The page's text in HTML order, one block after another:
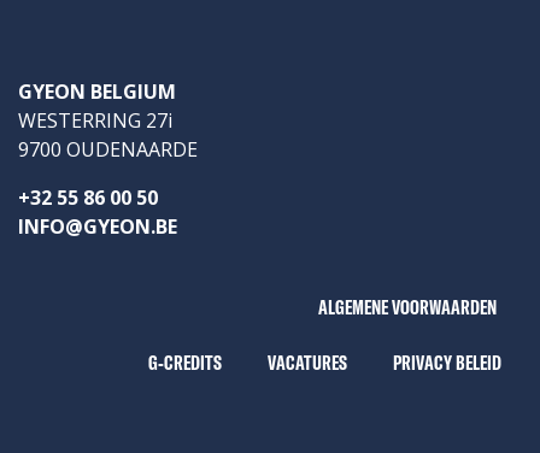
GYEON BELGIUM
WESTERRING 27i
9700 OUDENAARDE
+32 55 86 00 50
INFO@GYEON.BE
ALGEMENE VOORWAARDEN
G-CREDITS VACATURES PRIVACY BELEID